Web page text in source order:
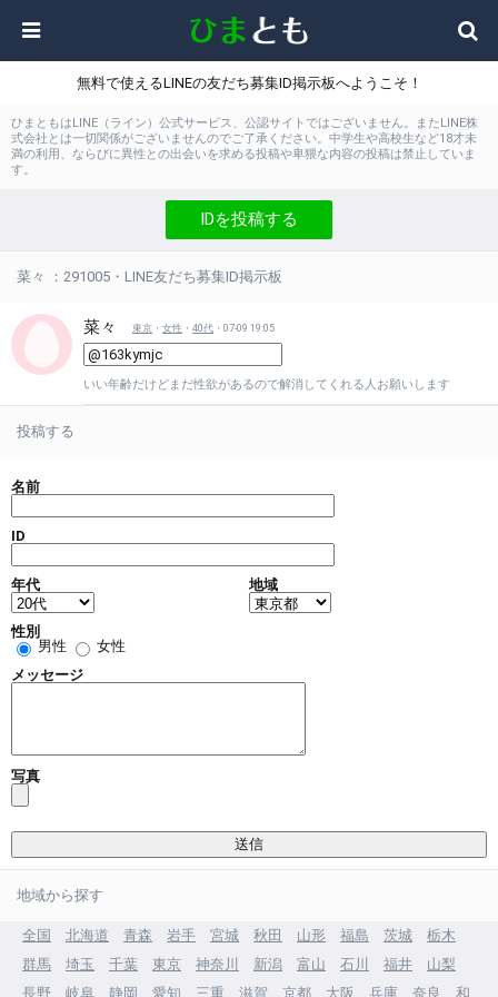
無料で使えるLINEの友だち募集ID掲示板へようこそ！
ひまともはLINE（ライン）公式サービス、公認サイトではございません。またLINE株
式会社とは一切関係がございませんのでご了承ください。中学生や高校生など18才未
満の利用、ならびに異性との出会いを求める投稿や卑猥な内容の投稿は禁止していま
す。
IDを投稿する
菜々 ：291005・LINE友だち募集ID掲示板
菜々 東京 ・ 女性 ・ 40代 ・07-09 19:05
いい年齢だけどまだ性欲があるので解消してくれる人お願いします
投稿する
名前
ID
年代 地域
性別
男性
女性
メッセージ
写真
地域から探す
全国 北海道 青森 岩手 宮城 秋田 山形 福島 茨城
栃木
群馬
埼玉 千葉 東京 神奈川 新潟 富山 石川 福井
山梨
長野
岐阜 静岡 愛知 三重 滋賀 京都 大阪 兵庫 奈良 和